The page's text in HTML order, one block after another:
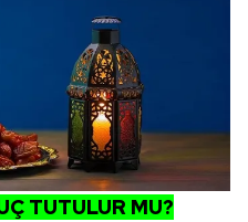
TUTULUR MU?